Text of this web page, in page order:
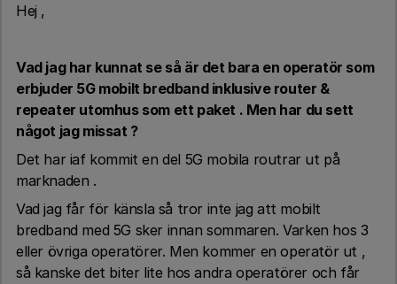
Hej ,
Vad jag har kunnat se så är det bara en operatör som
erbjuder 5G mobilt bredband inklusive router &
repeater utomhus som ett paket . Men har du sett
något jag missat ?
Det har iaf kommit en del 5G mobila routrar ut på
marknaden .
Vad jag får för känsla så tror inte jag att mobilt
bredband med 5G sker innan sommaren. Varken hos 3
eller övriga operatörer. Men kommer en operatör ut ,
så kanske det biter lite hos andra operatörer och får